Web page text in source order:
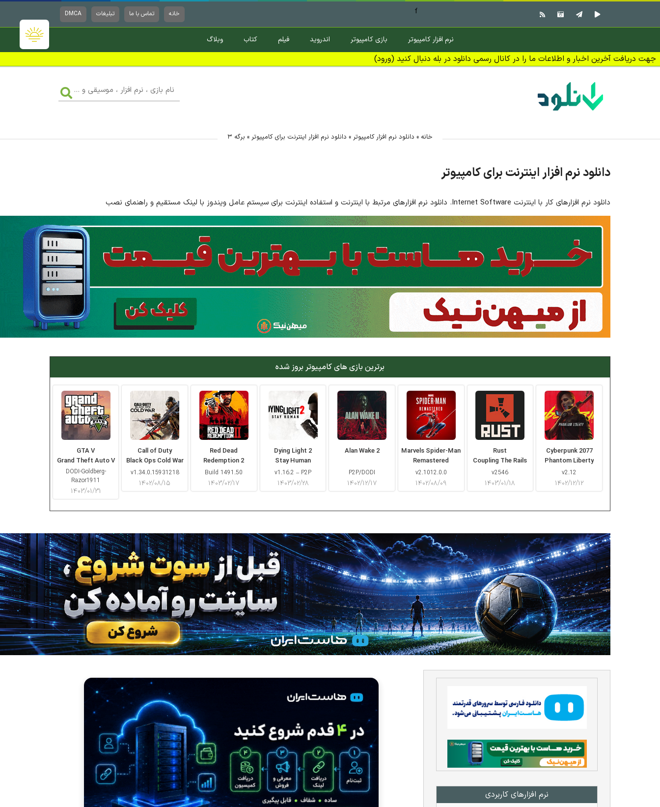
خانه تماس با ما تبلیغات DMCA f
نرم افزار کامپیوتر بازی کامپیوتر اندروید فیلم کتاب وبلاگ
جهت دریافت آخرین اخبار و اطلاعات ما را در کانال رسمی دانلود در بله دنبال کنید (ورود)
بازی
،
خانه » دانلود نرم افزار کامپیوتر » دانلود نرم افزار اینترنت برای کامپیوتر » برگه ۳
دانلود نرم افزار اینترنت برای کامپیوتر
دانلود نرم افزارهای کار با اینترنت Internet Software. دانلود نرم افزارهای مرتبط با اینترنت و استفاده اینترنت برای سیستم عامل ویندوز با لینک مستقیم و راهنمای نصب
برترین بازی های کامپیوتر بروز شده
GTA V
Grand Theft Auto V
DODI-Goldberg-
Razor1911
۱۴۰۳/۰۱/۳۱
Call of Duty
Black Ops Cold War
v1.34.0.15931218
۱۴۰۲/۰۸/۱۵
Red Dead
Redemption 2
Build 1491.50
۱۴۰۳/۰۲/۱۷
Dying Light 2
Stay Human
v1.16.2 – P2P
۱۴۰۳/۰۲/۲۸
Alan Wake 2
P2P/DODI
۱۴۰۲/۱۲/۱۷
Marvels Spider-Man
Remastered
v2.1012.0.0
۱۴۰۲/۰۸/۰۹
Rust
Coupling The Rails
v2546
۱۴۰۳/۰۱/۱۸
Cyberpunk 2077
Phantom Liberty
v2.12
۱۴۰۲/۱۲/۱۲
نرم افزار‌های کاربردی